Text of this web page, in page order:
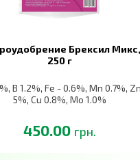
Брексил Микс,
250 г
B 1.2%, Fe - 0.6%, Mn 0.7%, Zn
5%, Cu 0.8%, Mo 1.0%
450.00 грн.